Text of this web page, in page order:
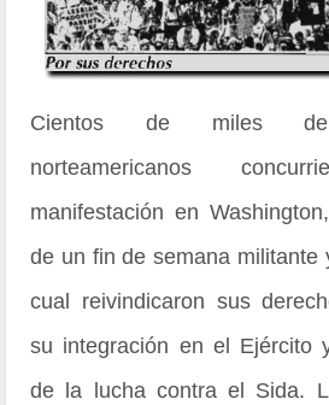
Cientos de miles de
norteamericanos
manifestación en
de un fin de semana militante
cual reivindicaron sus
su integración en el Ejército
de la lucha contra el Sida.